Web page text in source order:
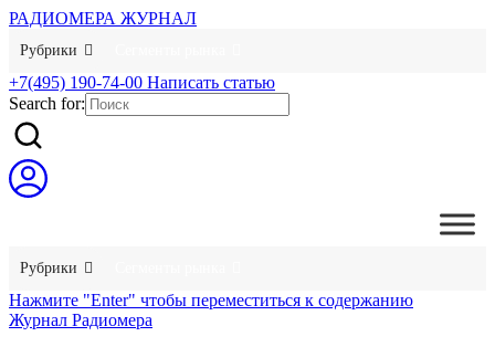
РАДИОМЕРА ЖУРНАЛ
Рубрики
+7(495) 190-74-00 Написать статью
Search for:
Рубрики
Нажмите "Enter" чтобы переместиться к содержанию
Журнал Радиомера